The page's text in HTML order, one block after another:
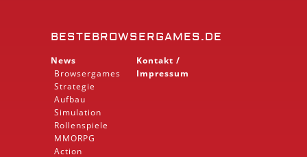
BESTEBROWSERGAMES.DE
News
Browsergames
Strategie
Aufbau
Simulation
Rollenspiele
MMORPG
Action
Kontakt /
Impressum